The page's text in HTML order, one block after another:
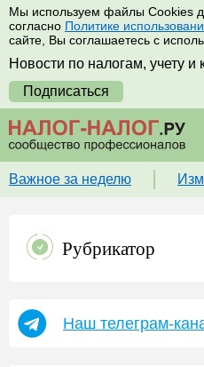
Мы используем файлы Cookies
согласно Политике
сайте, Вы соглашаетесь с
Новости по налогам, учету и
Подписаться
Важное за неделю
Рубрикатор
Наш телеграм-